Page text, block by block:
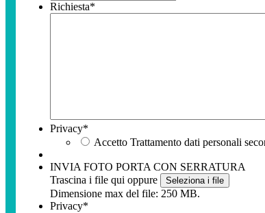
Richiesta*
Privacy*
Accetto Trattamento dati personali
INVIA FOTO PORTA CON SERRATURA
Trascina i file qui oppure
Seleziona i file
Dimensione max del file: 250 MB.
Privacy*